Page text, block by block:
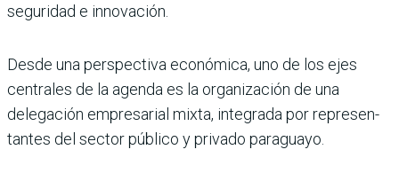
seguri­dad e innovación.
Desde una perspectiva econó­mica, uno de los ejes
centrales de la agenda es la organización de una
delegación empresarial mixta, integrada por represen­
tantes del sector público y pri­vado paraguayo.